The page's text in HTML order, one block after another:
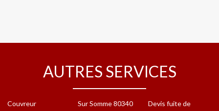
AUTRES SERVICES
Couvreur
Sur Somme 80340
Devis fuite de